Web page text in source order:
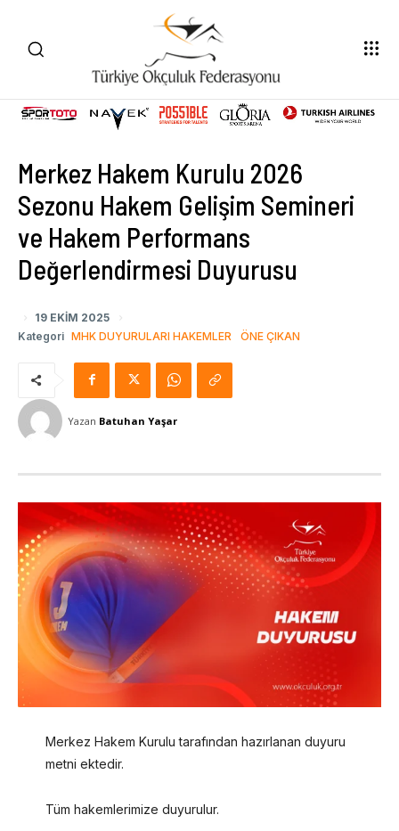
Merkez Hakem Kurulu 2026
Sezonu Hakem Gelişim Semineri
ve Hakem Performans
Değerlendirmesi Duyurusu
19 EKIM 2025
Kategori MHK DUYURULARI HAKEMLER ÖNE ÇIKAN
Yazan Batuhan Yaşar
Merkez Hakem Kurulu tarafından hazırlanan duyuru
metni ektedir.
Tüm hakemlerimize duyurulur.